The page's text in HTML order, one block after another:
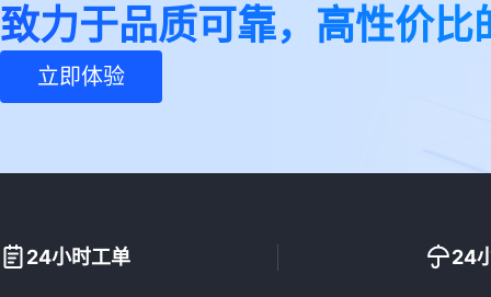
致力于品质可靠，高性价比
立即体验
24小时工单 24